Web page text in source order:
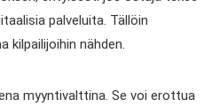
palveluita. Tällöin
kilpailijoihin nähden.
myyntivalttina. Se voi erottua